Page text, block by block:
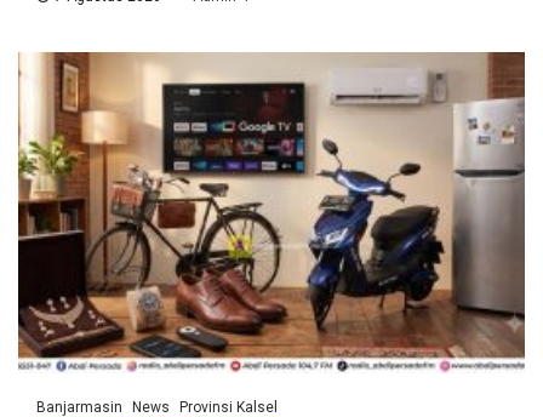
Banjarmasin News Provinsi Kalsel